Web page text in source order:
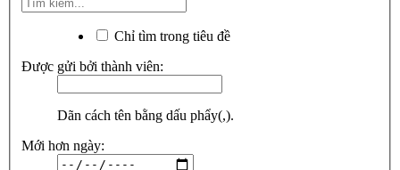
Chỉ tìm trong tiêu đề
Được gửi bởi thành viên:
Dãn cách tên bằng dấu phẩy(,).
Mới hơn ngày: